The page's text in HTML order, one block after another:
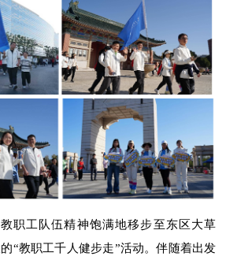
职工队伍精神饱满地移步至东区大草
“教职工千人健步走”活动。伴随着出发